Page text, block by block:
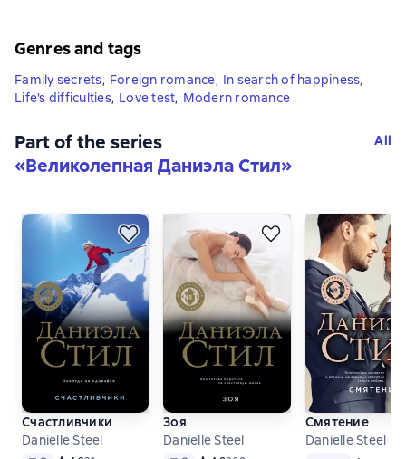
Genres and tags
Family secrets, Foreign romance, In search of happiness,
Life's difficulties, Love test, Modern romance
Part of the series
«Великолепная Даниэла Стил»
All
Счастливчики
Danielle Steel
Зоя
Danielle Steel
Смятение
Danielle Steel